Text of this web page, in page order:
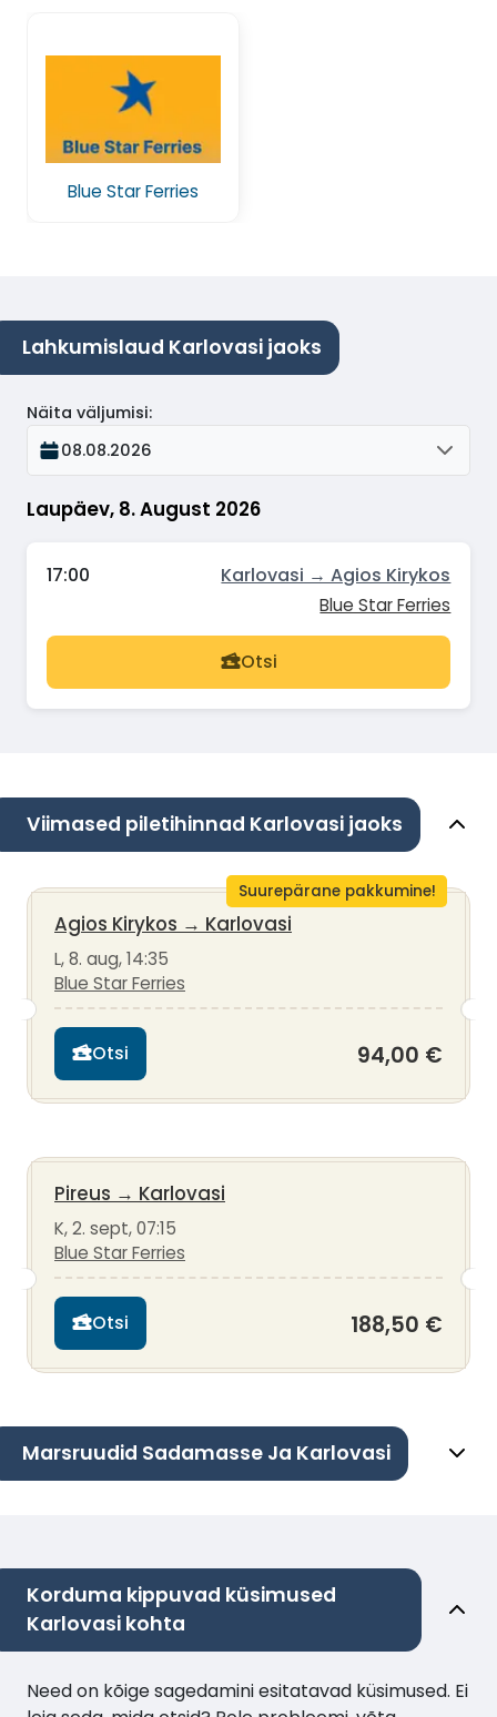
Blue Star Ferries
Lahkumislaud Karlovasi jaoks
Laupäev, 8. August 2026
Näita väljumisi:
08.08.2026
17:00 Karlovasi → Agios Kirykos
Blue Star Ferries
Otsi
Viimased piletihinnad Karlovasi jaoks
Suurepärane pakkumine!
Agios Kirykos → Karlovasi
L, 8. aug, 14:35
Blue Star Ferries
Otsi 94,00 €
Pireus → Karlovasi
K, 2. sept, 07:15
Blue Star Ferries
Otsi 188,50 €
Marsruudid Sadamasse Ja Karlovasi
Korduma kippuvad küsimused
Karlovasi kohta
Need on kõige sagedamini esitatavad küsimused. Ei